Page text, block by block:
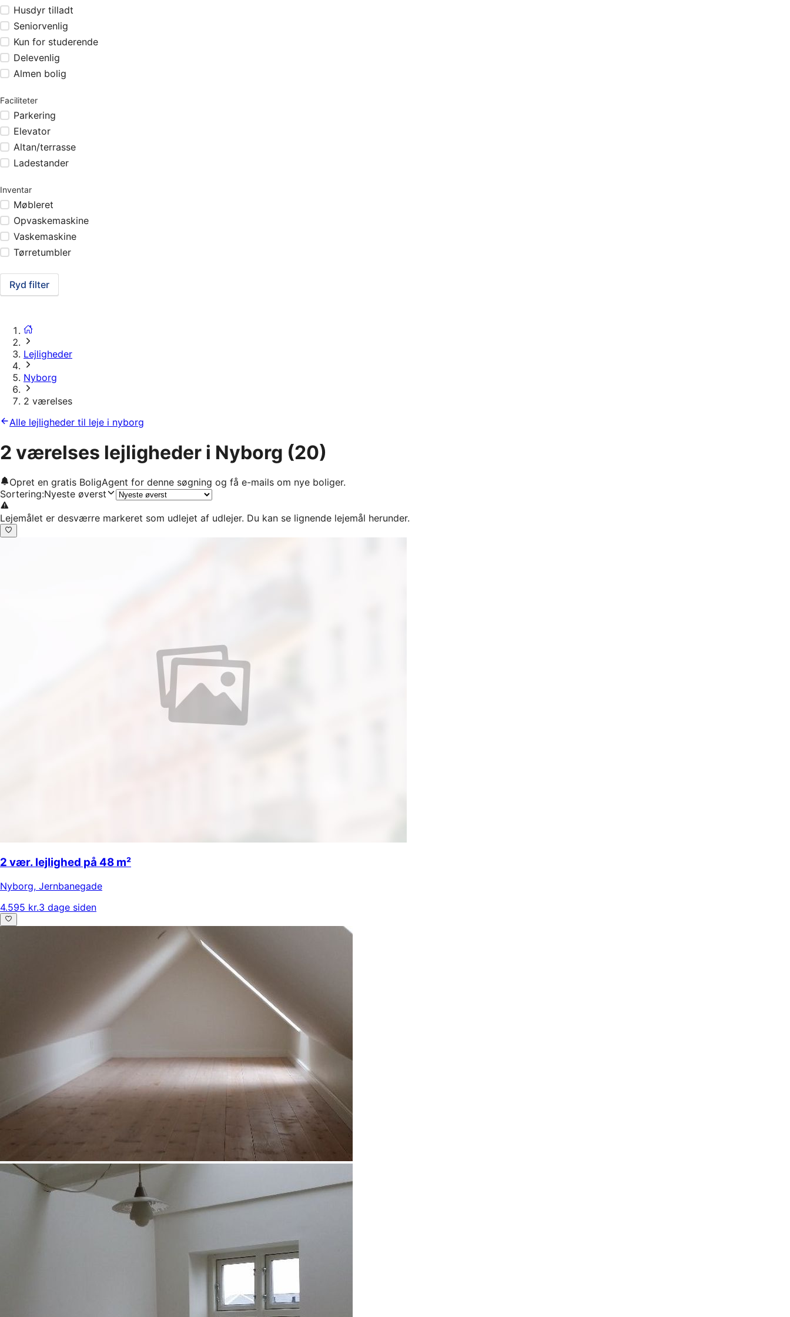
Husdyr tilladt
Seniorvenlig
Kun for studerende
Delevenlig
Almen bolig
Faciliteter
Parkering
Elevator
Altan/terrasse
Ladestander
Inventar
Møbleret
Opvaskemaskine
Vaskemaskine
Tørretumbler
Ryd filter
Lejligheder
Nyborg
2 værelses
Alle lejligheder til leje i nyborg
2 værelses lejligheder i Nyborg (20)
Opret en gratis BoligAgent for denne søgning og få e-mails om nye boliger.
Sortering:Nyeste øverst
Lejemålet er desværre markeret som udlejet af udlejer. Du kan se lignende lejemål herunder.
2 vær. lejlighed på 48 m²
Nyborg, Jernbanegade
4.595 kr.3 dage siden